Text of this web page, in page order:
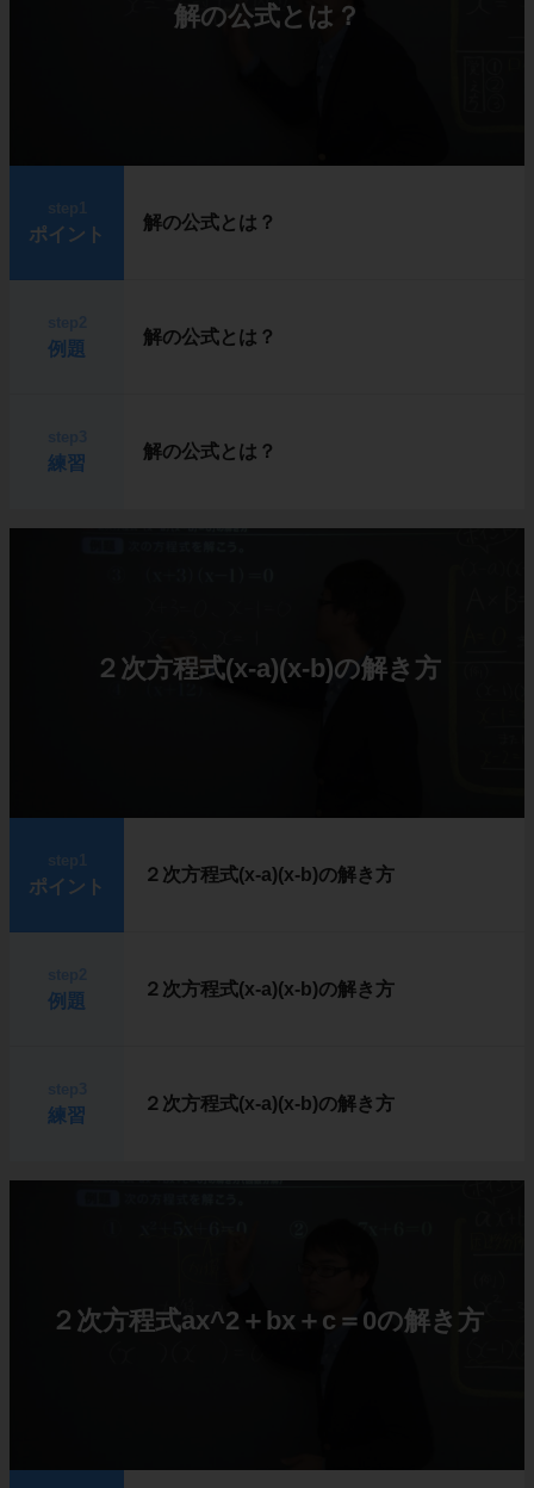
解の公式とは？
ポイント
解の公式とは？
例題
解の公式とは？
練習
解の公式とは？
２次方程式(x-a)(x-b)の解き方
ポイント
２次方程式(x-a)(x-b)の解き方
例題
２次方程式(x-a)(x-b)の解き方
練習
２次方程式(x-a)(x-b)の解き方
２次方程式ax^2＋bx＋c＝0の解き方